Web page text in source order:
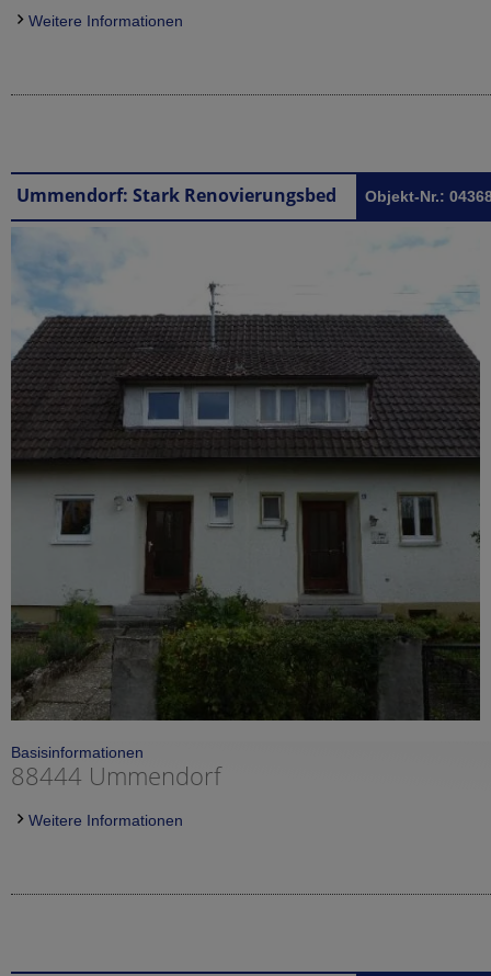
Weitere Informationen
Objekt-Nr.:
Basisinformationen
88444 Ummendorf
Weitere Informationen